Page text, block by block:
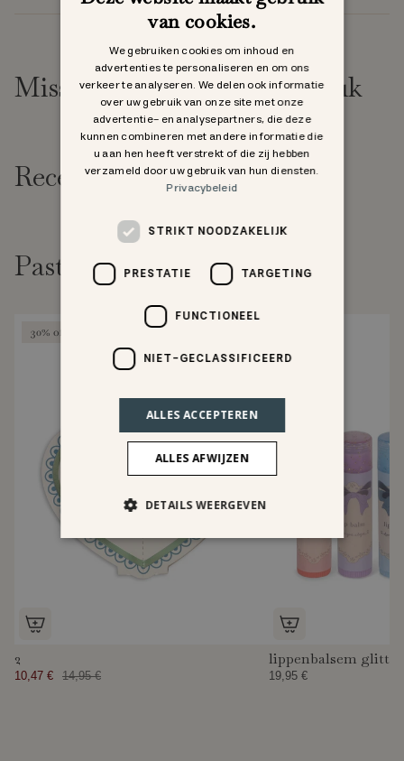
Misschien vind je dit ook leuk
Recent bekeken
Past goed bij
30% off
2
10,47 € 14,95 €
lippenbalsem glitter
19,95 €
van cookies.
We gebruiken cookies om inhoud en
advertenties te personaliseren en om ons
verkeer te analyseren. We delen ook informatie
over uw gebruik van onze site met onze
advertentie- en analysepartners, die deze
kunnen combineren met andere informatie die
u aan hen heeft verstrekt of die zij hebben
verzameld door uw gebruik van hun diensten.
Privacybeleid
STRIKT NOODZAKELIJK
PRESTATIE TARGETING
FUNCTIONEEL
NIET-GECLASSIFICEERD
ALLES ACCEPTEREN
ALLES AFWIJZEN
DETAILS WEERGEVEN